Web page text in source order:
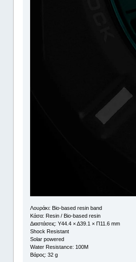
Λουράκι: Bio-based resin band
Κάσα: Resin / Bio-based resin
Διαστάσεις: Υ44.4 × Δ39.1 × Π11.6 mm
Shock Resistant
Solar powered
Water Resistance: 100M
Βάρος: 32 g